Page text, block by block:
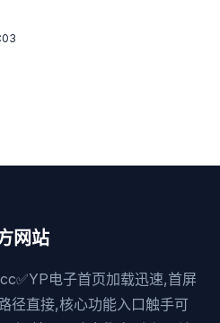
网站
电子首页加载迅速,首屏
径直接,核心功能入口触手可